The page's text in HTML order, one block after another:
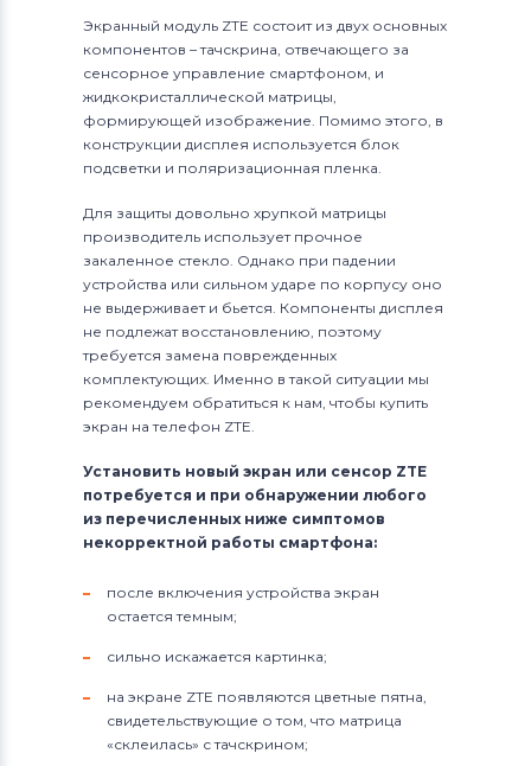
Highscreen
Модули и экраны для смартфонов
Nokia
Модули и экраны для смартфонов
Megafon
Модули и экраны для смартфонов
Apple
Модули и экраны для смартфонов
LG
Модули и экраны для смартфонов
Sony Ericsson
Модули и экраны для смартфонов
Samsung
Модули и экраны для смартфонов
Модули и экраны для смартфонов
Модули и экраны для смартфонов
Huawei
Экранный модуль ZTE состоит из двух основных
компонентов – тачскрина, отвечающего за
сенсорное управление смартфоном, и
жидкокристаллической матрицы,
формирующей изображение. Помимо этого, в
конструкции дисплея используется блок
подсветки и поляризационная пленка.
Для защиты довольно хрупкой матрицы
производитель использует прочное
закаленное стекло. Однако при падении
устройства или сильном ударе по корпусу оно
не выдерживает и бьется. Компоненты дисплея
не подлежат восстановлению, поэтому
требуется замена поврежденных
комплектующих. Именно в такой ситуации мы
рекомендуем обратиться к нам, чтобы купить
экран на телефон ZTE.
Установить новый экран или сенсор ZTE
потребуется и при обнаружении любого
из перечисленных ниже симптомов
некорректной работы смартфона:
после включения устройства экран
остается темным;
сильно искажается картинка;
на экране ZTE появляются цветные пятна,
свидетельствующие о том, что матрица
«склеилась» с тачскрином;